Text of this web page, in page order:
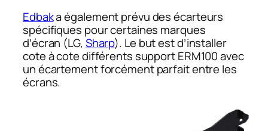
Edbaka également prévu des écarteurs
spécifiques pour certaines marques
d’écran (LG, Sharp). Le but est d’installer
cote à cote différents support ERM100 avec
un écartement forcément parfait entre les
écrans.